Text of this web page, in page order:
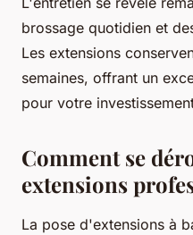
brossage quotidien et
Les extensions
semaines, offrant un
pour votre
Comment se
extensions
La pose d'extensions à